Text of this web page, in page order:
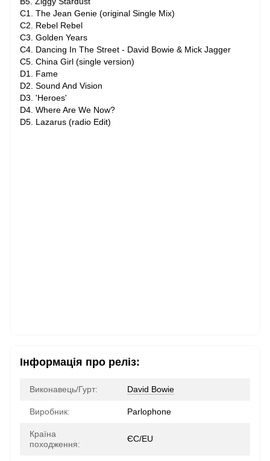
C1. The Jean Genie (original Single Mix)
C2. Rebel Rebel
C3. Golden Years
C4. Dancing In The Street - David Bowie & Mick Jagger
C5. China Girl (single version)
D1. Fame
D2. Sound And Vision
D3. 'Heroes'
D4. Where Are We Now?
D5. Lazarus (radio Edit)
Інформація про реліз:
Виконавець/Гурт: David Bowie
Виробник: Parlophone
Країна
походження:
ЄС/EU